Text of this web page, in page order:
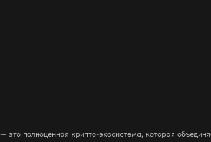
— это полноценная крипто-экосистема, которая